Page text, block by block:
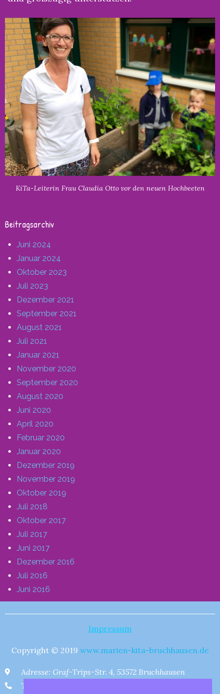
KiTa-Leiterin Frau Claudia Otto vor den neuen Hochbeeten
Beitragsarchiv
Juni 2024
Januar 2024
Oktober 2023
Juli 2023
Dezember 2021
September 2021
August 2021
Juli 2021
Januar 2021
November 2020
September 2020
August 2020
Juni 2020
April 2020
Februar 2020
Januar 2020
Dezember 2019
November 2019
Oktober 2019
Juli 2018
Oktober 2017
Juli 2017
Juni 2017
Dezember 2016
Juli 2016
Juni 2016
Impressum
Copyright © 2019 www.marien-kita-bruchhausen.de
Adresse: Graf-Trips-Str. 4, 53572 Bruchhausen
Tel : 02224 75112